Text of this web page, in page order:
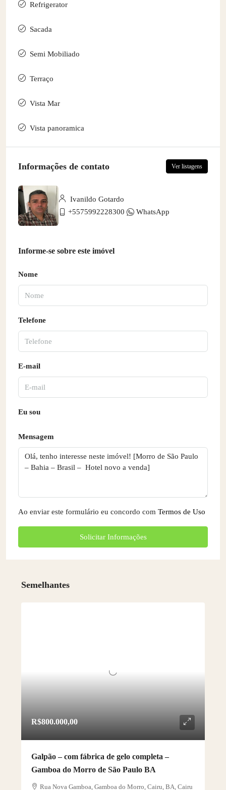
Refrigerator
Sacada
Semi Mobiliado
Terraço
Vista Mar
Vista panoramica
Informações de contato Ver listagens
Ivanildo Gotardo
+5575992228300
WhatsApp
Informe-se sobre este imóvel
Nome
Telefone
E-mail
Eu sou
Mensagem
Ao enviar este formulário eu concordo com Termos de Uso
Solicitar Informações
Semelhantes
R$800.000,00
Galpão – com fábrica de gelo completa –
Gamboa do Morro de São Paulo BA
Rua Nova Gamboa, Gamboa do Morro, Cairu, BA, Cairu